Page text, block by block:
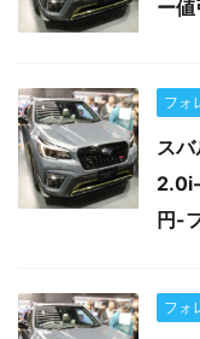
ー
フォ
スバ
円-
フォ